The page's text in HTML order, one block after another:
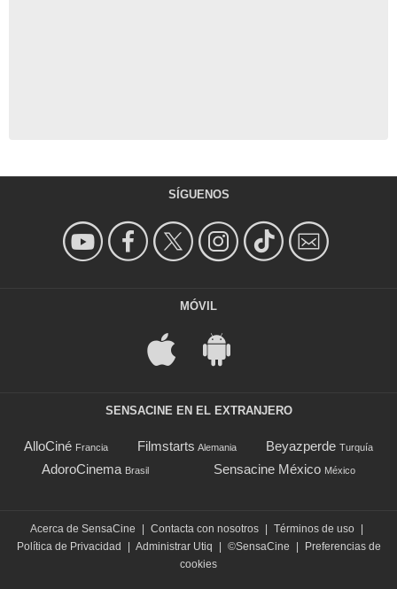
SÍGUENOS
MÓVIL
SENSACINE EN EL EXTRANJERO
AlloCiné Francia Filmstarts Alemania Beyazperde Turquía
AdoroCinema Brasil Sensacine México México
Acerca de SensaCine | Contacta con nosotros | Términos de uso |
Política de Privacidad
| Administrar Utiq | ©SensaCine |
Preferencias de
cookies